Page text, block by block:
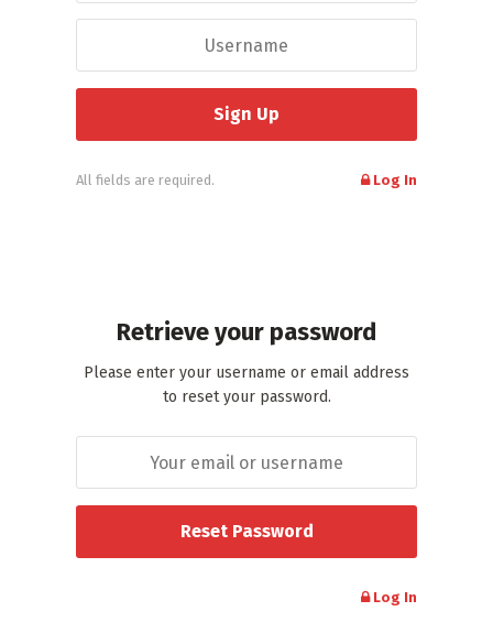
All fields are required. Log In
Retrieve your password
Please enter your username or email address
to reset your password.
Log In